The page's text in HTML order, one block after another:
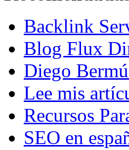
Backlink
Blog Flux
Diego
Lee mis
Recursos
SEO en